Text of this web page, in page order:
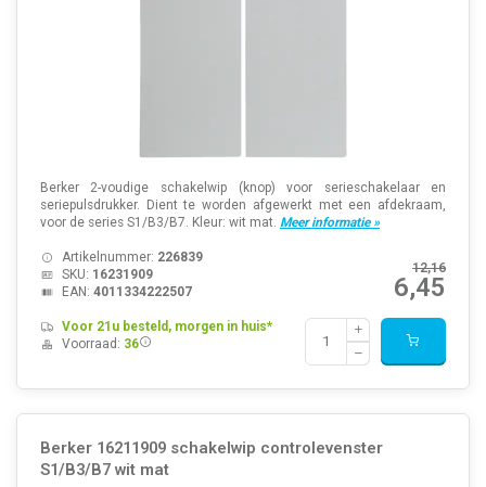
Berker 2-voudige schakelwip (knop) voor serieschakelaar en
seriepulsdrukker. Dient te worden afgewerkt met een afdekraam,
voor de series S1/B3/B7. Kleur: wit mat. Meer informatie »
12,16
6,45
Artikelnummer: 226839
SKU: 16231909
EAN: 4011334222507
Voor 21u besteld, morgen in huis*
Voorraad: 36
Berker 16211909 schakelwip controlevenster
S1/B3/B7 wit mat